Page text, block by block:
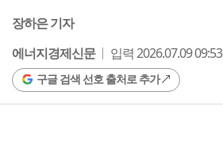
장하은 기자
에너지경제신문
입력 2026.07.09 09:53
구글 검색 선호 출처로 추가